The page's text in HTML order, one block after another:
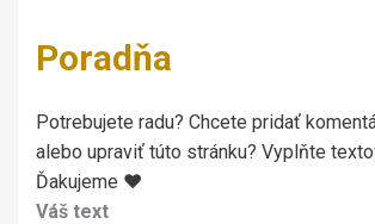
Poradňa
Potrebujete radu? Chcete pridať
alebo upraviť túto stránku? Vyplňte
Ďakujeme ♥
Váš text